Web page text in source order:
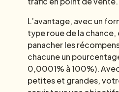
L’avantage, avec un
type roue de la chance,
panacher les
chacune un
0,0001% à 100%).
petites et grandes,